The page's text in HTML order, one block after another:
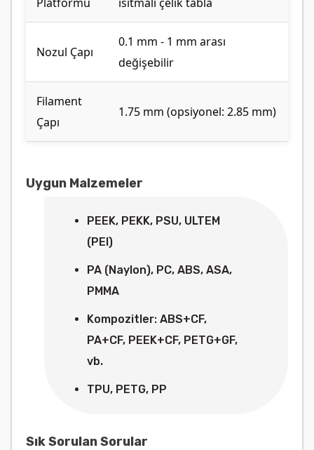
Nozul Çapı
0.1 mm - 1 mm arası
değişebilir
Filament
Çapı
1.75 mm (opsiyonel: 2.85 mm)
Uygun Malzemeler
PEEK, PEKK, PSU, ULTEM
(PEI)
PA (Naylon), PC, ABS, ASA,
PMMA
Kompozitler: ABS+CF,
PA+CF, PEEK+CF, PETG+GF,
vb.
TPU, PETG, PP
Sık Sorulan Sorular